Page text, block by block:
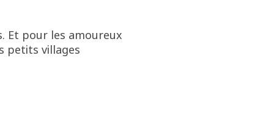
Et pour les amoureux
petits villages